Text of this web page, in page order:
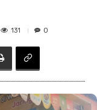
131 0